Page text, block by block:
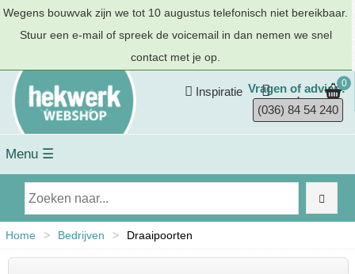
Wegens bouwvak zijn we tot 10 augustus telefonisch niet bereikbaar.
Stuur een e-mail of spreek de voicemail in dan nemen we snel
contact met je op.
Vragen of advies?
(036) 84 54 240
Menu ☰
Inspiratie
0
Home > Bedrijven > Draaipoorten